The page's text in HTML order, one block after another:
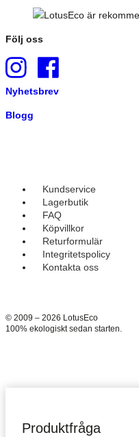
Följ oss
Nyhetsbrev
Blogg
Kundservice
Lagerbutik
FAQ
Köpvillkor
Returformulär
Integritetspolicy
Kontakta oss
© 2009 – 2026 LotusEco
100% ekologiskt sedan starten.
Produktfråga